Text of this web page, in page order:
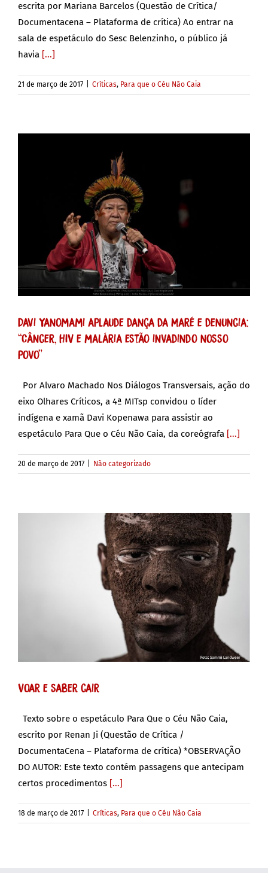
escrita por Mariana Barcelos (Questão de Crítica/
Documentacena – Plataforma de crítica) Ao entrar na
sala de espetáculo do Sesc Belenzinho, o público já
havia [...]
21 de março de 2017 Críticas, Para que o Céu Não Caia
Davi Yanomami aplaude dança da Maré e denuncia:
“Câncer, HIV e malária estão invadindo nosso
povo”
Por Alvaro Machado Nos Diálogos Transversais, ação do
eixo Olhares Críticos, a 4ª MITsp convidou o líder
indígena e xamã Davi Kopenawa para assistir ao
espetáculo Para Que o Céu Não Caia, da coreógrafa [...]
20 de março de 2017 Não categorizado
Voar e saber cair
Texto sobre o espetáculo Para Que o Céu Não Caia,
escrito por Renan Ji (Questão de Crítica /
DocumentaCena – Plataforma de crítica) *OBSERVAÇÃO
DO AUTOR: Este texto contém passagens que antecipam
certos procedimentos [...]
18 de março de 2017 Críticas, Para que o Céu Não Caia